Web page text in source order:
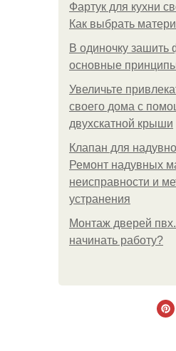
Фартук для кухни
Как выбрать
В одиночку зашить
основные
Увеличьте
своего дома с
двухскатной крыши
Клапан для
Ремонт надувных
неисправности и
устранения
Монтаж дверей
начинать работу?